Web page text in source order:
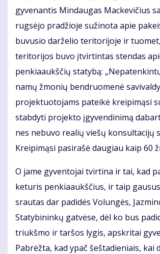
gyvenantis Mindaugas Mackevičius
rugsėjo pradžioje sužinota apie
buvusio darželio teritorijoje ir
teritorijos buvo įtvirtintas stendas
penkiaaukščių statybą:
namų žmonių bendruomenė
projektuotojams pateikė kreipimąsi
stabdyti projekto įgyvendinimą
nes nebuvo realių viešų konsultacijų
Kreipimąsi pasirašė daugiau kaip 60
O jame gyventojai tvirtina ir tai, kad
keturis penkiaaukščius, ir taip
srautas dar padidės Volungės,
Statybininkų gatvėse, dėl ko bus
triukšmo ir taršos lygis, apskritai
Pabrėžta, kad ypač šeštadieniais, kai